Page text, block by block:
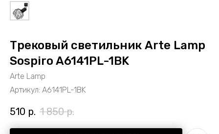
Трековый светильник Arte Lamp
Sospiro A6141PL-1BK
Arte Lamp
Артикул: A6141PL-1BK
510 р. 1 850 р.